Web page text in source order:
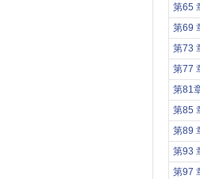
第65
第69
第73
第77
第81
第85
第89
第93
第97